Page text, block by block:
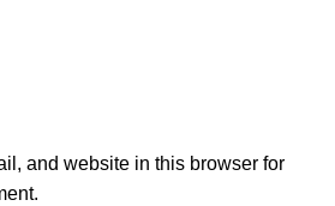
and website in this browser for